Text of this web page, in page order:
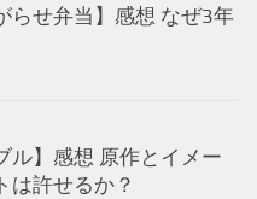
らせ弁当】感想 なぜ3年
ル】感想 原作とイメー
は許せるか？